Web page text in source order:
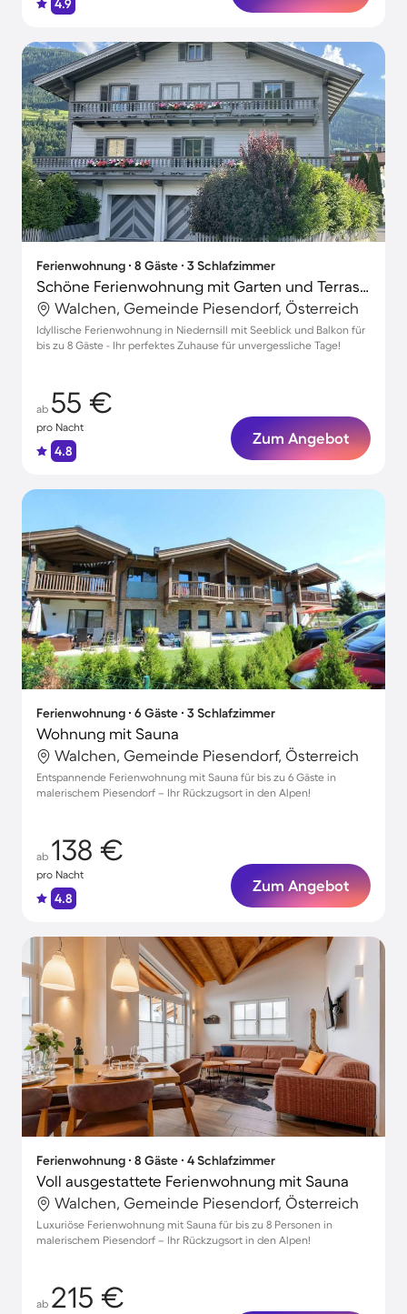
4.9
Ferienwohnung ∙ 8 Gäste ∙ 3 Schlafzimmer
Schöne Ferienwohnung mit Garten und Terrasse | Seeblick | Hunde erlaubt
Walchen, Gemeinde Piesendorf, Österreich
Idyllische Ferienwohnung in Niedernsill mit Seeblick und Balkon für
bis zu 8 Gäste - Ihr perfektes Zuhause für unvergessliche Tage!
ab 55 €
pro Nacht
4.8
Zum Angebot
Ferienwohnung ∙ 6 Gäste ∙ 3 Schlafzimmer
Wohnung mit Sauna
Walchen, Gemeinde Piesendorf, Österreich
Entspannende Ferienwohnung mit Sauna für bis zu 6 Gäste in
malerischem Piesendorf – Ihr Rückzugsort in den Alpen!
ab 138 €
pro Nacht
4.8
Zum Angebot
Ferienwohnung ∙ 8 Gäste ∙ 4 Schlafzimmer
Voll ausgestattete Ferienwohnung mit Sauna
Walchen, Gemeinde Piesendorf, Österreich
Luxuriöse Ferienwohnung mit Sauna für bis zu 8 Personen in
malerischem Piesendorf – Ihr Rückzugsort in den Alpen!
ab 215 €